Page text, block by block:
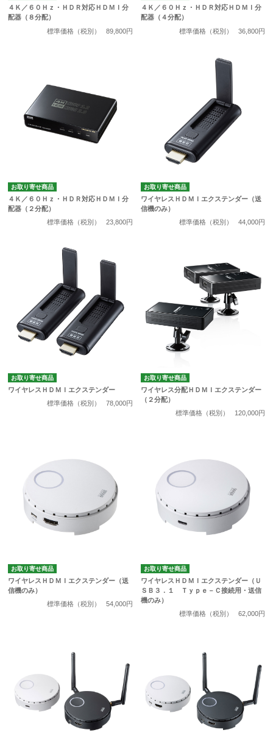
４Ｋ／６０Ｈｚ・ＨＤＲ対応ＨＤＭＩ分
配器（８分配）
標準価格（税別）
89,800円
４Ｋ／６０Ｈｚ・ＨＤＲ対応ＨＤＭＩ分
配器（４分配）
標準価格（税別）
36,800円
お取り寄せ商品
４Ｋ／６０Ｈｚ・ＨＤＲ対応ＨＤＭＩ分
配器（２分配）
標準価格（税別）
23,800円
お取り寄せ商品
ワイヤレスＨＤＭＩエクステンダー（送
信機のみ）
標準価格（税別）
44,000円
お取り寄せ商品
ワイヤレスＨＤＭＩエクステンダー
標準価格（税別）
78,000円
お取り寄せ商品
ワイヤレス分配ＨＤＭＩエクステンダー
（２分配）
標準価格（税別）
120,000円
お取り寄せ商品
ワイヤレスＨＤＭＩエクステンダー（送
信機のみ）
標準価格（税別）
54,000円
お取り寄せ商品
ワイヤレスＨＤＭＩエクステンダー（Ｕ
ＳＢ３．１ Ｔｙｐｅ－Ｃ接続用・送信
機のみ）
標準価格（税別）
62,000円